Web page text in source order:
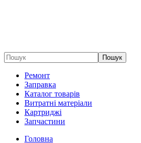
Пошук
Ремонт
Заправка
Каталог товарів
Витратні матеріали
Картриджі
Запчастини
Головна